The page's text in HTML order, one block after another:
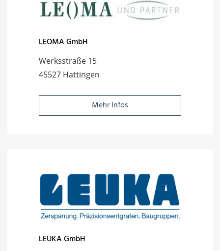
LEOMA GmbH
Werksstraße 15
45527 Hattingen
Mehr Infos
LEUKA GmbH